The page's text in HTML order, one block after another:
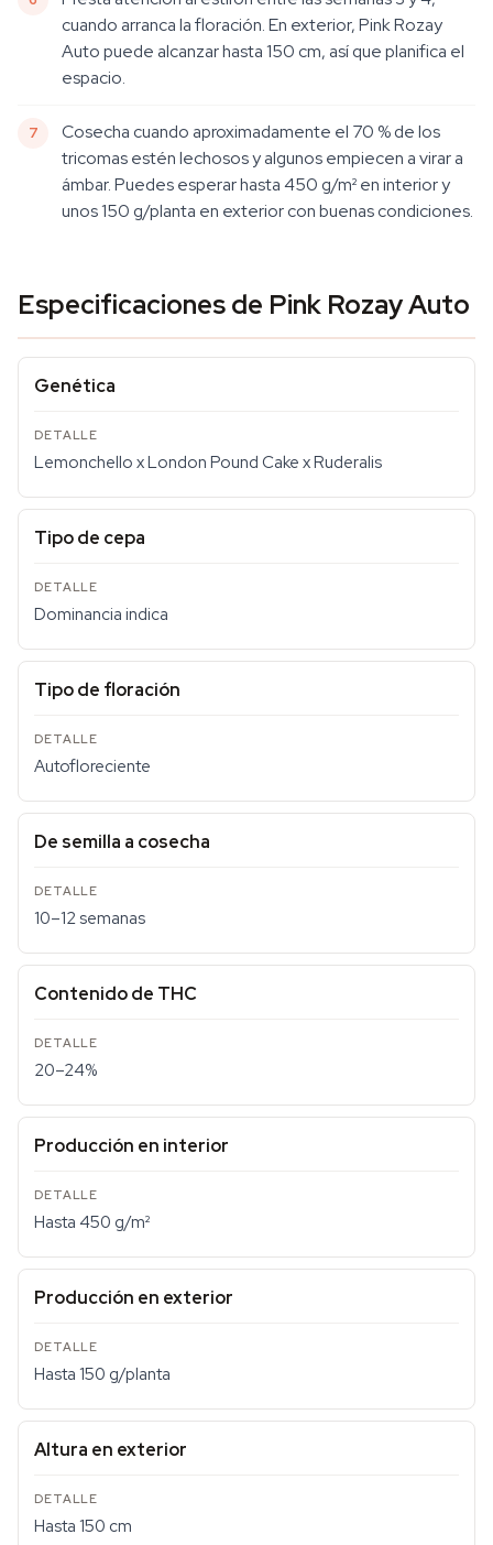
cuando arranca la floración. En exterior, Pink Rozay
Auto puede alcanzar hasta 150 cm, así que planifica el
espacio.
Cosecha cuando aproximadamente el 70 % de los
tricomas estén lechosos y algunos empiecen a virar a
ámbar. Puedes esperar hasta 450 g/m² en interior y
unos 150 g/planta en exterior con buenas condiciones.
Especificaciones de Pink Rozay Auto
Genética
Lemonchello x London Pound Cake x Ruderalis
Tipo de cepa
Dominancia indica
Tipo de floración
Autofloreciente
De semilla a cosecha
10–12 semanas
Contenido de THC
20–24%
Producción en interior
Hasta 450 g/m²
Producción en exterior
Hasta 150 g/planta
Altura en exterior
Hasta 150 cm